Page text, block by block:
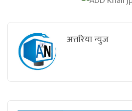
अत्तरिया न्युज